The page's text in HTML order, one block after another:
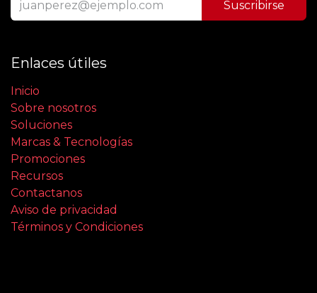
Suscribirse
Enlaces útiles
Inicio
Sobre nosotros
Soluciones
Marcas & Tecnologías
Promociones
Recursos
Contactanos
Aviso de privacidad
Términos y Condiciones